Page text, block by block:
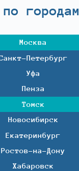
городам
Москва
Петербург
Уфа
Пенза
Томск
Новосибирск
Екатеринбург
Ростов-на-Дону
Хабаровск